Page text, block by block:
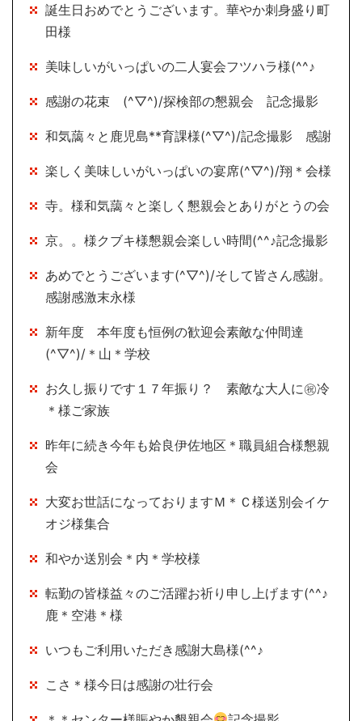
誕生日おめでとうございます。華やか刺身盛り町
田様
美味しいがいっぱいの二人宴会フツハラ様(^^♪
感謝の花束 (^▽^)/探検部の懇親会 記念撮影
和気藹々と鹿児島**育課様(^▽^)/記念撮影 感謝
楽しく美味しいがいっぱいの宴席(^▽^)/翔＊会様
寺。様和気藹々と楽しく懇親会とありがとうの会
京。。様クブキ様懇親会楽しい時間(^^♪記念撮影
あめでとうございます(^▽^)/そして皆さん感謝。
感謝感激末永様
新年度 本年度も恒例の歓迎会素敵な仲間達
(^▽^)/＊山＊学校
お久し振りです１７年振り？ 素敵な大人に㊗冷
＊様ご家族
昨年に続き今年も姶良伊佐地区＊職員組合様懇親
会
大変お世話になっておりますＭ＊Ｃ様送別会イケ
オジ様集合
和やか送別会＊内＊学校様
転勤の皆様益々のご活躍お祈り申し上げます(^^♪
鹿＊空港＊様
いつもご利用いただき感謝大島様(^^♪
こさ＊様今日は感謝の壮行会